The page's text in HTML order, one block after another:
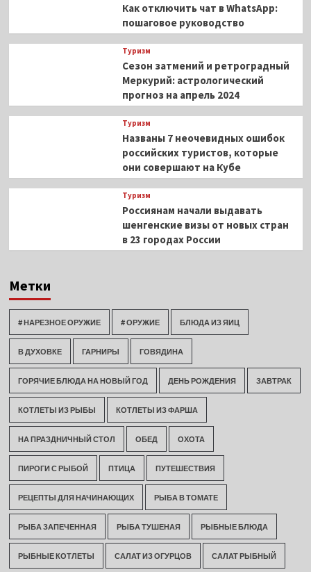
Как отключить чат в WhatsApp:
пошаговое руководство
Туризм
Сезон затмений и ретроградный
Меркурий: астрологический
прогноз на апрель 2024
Туризм
Названы 7 неочевидных ошибок
российских туристов, которые
они совершают на Кубе
Туризм
Россиянам начали выдавать
шенгенские визы от новых стран
в 23 городах России
Метки
# НАРЕЗНОЕ ОРУЖИЕ # ОРУЖИЕ БЛЮДА ИЗ ЯИЦ
В ДУХОВКЕ ГАРНИРЫ ГОВЯДИНА
ГОРЯЧИЕ БЛЮДА НА НОВЫЙ ГОД ДЕНЬ РОЖДЕНИЯ ЗАВТРАК
КОТЛЕТЫ ИЗ РЫБЫ КОТЛЕТЫ ИЗ ФАРША
НА ПРАЗДНИЧНЫЙ СТОЛ ОБЕД ОХОТА
ПИРОГИ С РЫБОЙ ПТИЦА ПУТЕШЕСТВИЯ
РЕЦЕПТЫ ДЛЯ НАЧИНАЮЩИХ РЫБА В ТОМАТЕ
РЫБА ЗАПЕЧЕННАЯ РЫБА ТУШЕНАЯ РЫБНЫЕ БЛЮДА
РЫБНЫЕ КОТЛЕТЫ САЛАТ ИЗ ОГУРЦОВ САЛАТ РЫБНЫЙ